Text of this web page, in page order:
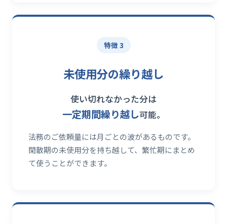
特徴 3
未使用分の繰り越し
使い切れなかった分は
一定期間繰り越し可能。
法務のご依頼量には月ごとの波があるものです。
閑散期の未使用分を持ち越して、繁忙期にまとめ
て使うことができます。